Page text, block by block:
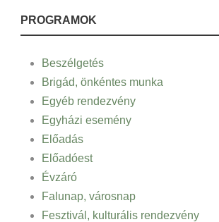
PROGRAMOK
Beszélgetés
Brigád, önkéntes munka
Egyéb rendezvény
Egyházi esemény
Előadás
Előadóest
Évzáró
Falunap, városnap
Fesztivál, kulturális rendezvény